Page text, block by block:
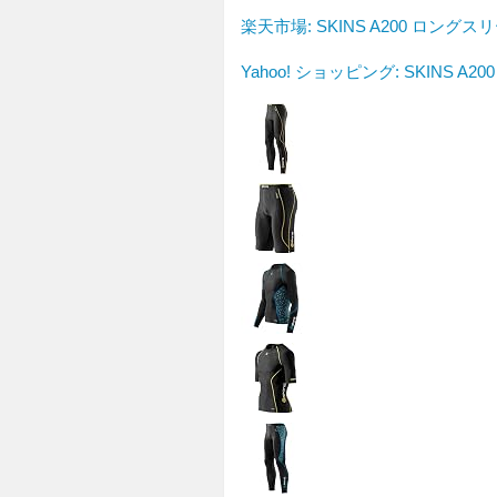
楽天市場: SKINS A200 ロングス
Yahoo! ショッピング: SKINS